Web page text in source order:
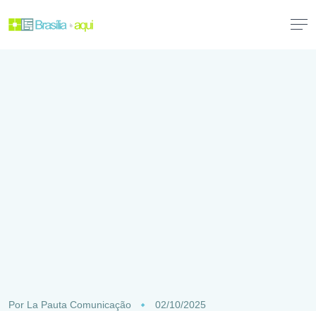
Por La Pauta Comunicação 02/10/2025